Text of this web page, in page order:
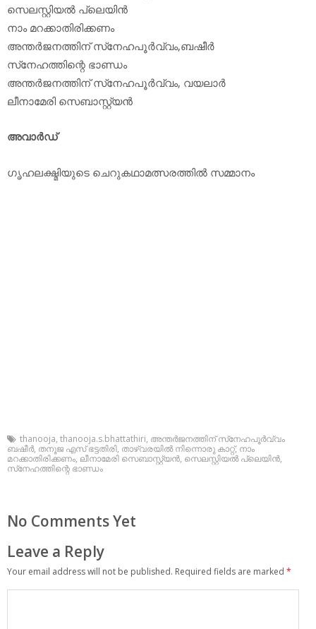
സെലസ്റ്റിയല്‍ പ്ലെയിന്‍
നാം മറക്കാതിരിക്കണം
അന്തര്‍ജനത്തിന് സ്‌നേഹപൂര്‍വ്വം,ബഷീര്‍
സ്‌നേഹത്തിന്റെ ഭാണ്ഡം
അന്തര്‍ജനത്തിന് സ്‌നേഹപൂര്‍വ്വം, വയലാര്‍
ലീനാമേരി സെബാസ്റ്റ്യന്‍
അവാര്‍ഡ്
ഗൃഹലക്ഷ്മിയുടെ ചെറുകഥാമത്സരത്തില്‍ സമ്മാനം
thanooja, thanooja.s.bhattathiri, അന്തര്‍ജനത്തിന് സ്‌നേഹപൂര്‍വ്വം
ബഷീര്‍, തനൂജ എസ് ഭട്ടതിരി, താഴ്വരയില്‍ നിന്നൊരു കാറ്റ്, നാം
മറക്കാതിരിക്കണം, ലീനാമേരി സെബാസ്റ്റ്യന്‍, സെലസ്റ്റിയല്‍ പ്ലെയിന്‍,
സ്‌നേഹത്തിന്റെ ഭാണ്ഡം
No Comments Yet
Leave a Reply
Your email address will not be published. Required fields are marked *